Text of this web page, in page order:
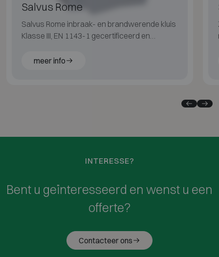
Salvus Rome
Salvus Rome inbraak- en brandwerende kluis
Klasse III, EN 1143-1 gecertificeerd en
meer info
INTERESSE?
Bent u geïnteresseerd en wenst u een
offerte?
Contacteer ons